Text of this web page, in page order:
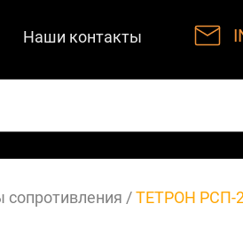
Наши контакты
сопротивления /ТЕТРОН РСП-